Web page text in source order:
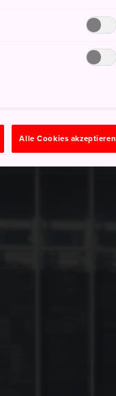
Alle Cookies akzeptieren